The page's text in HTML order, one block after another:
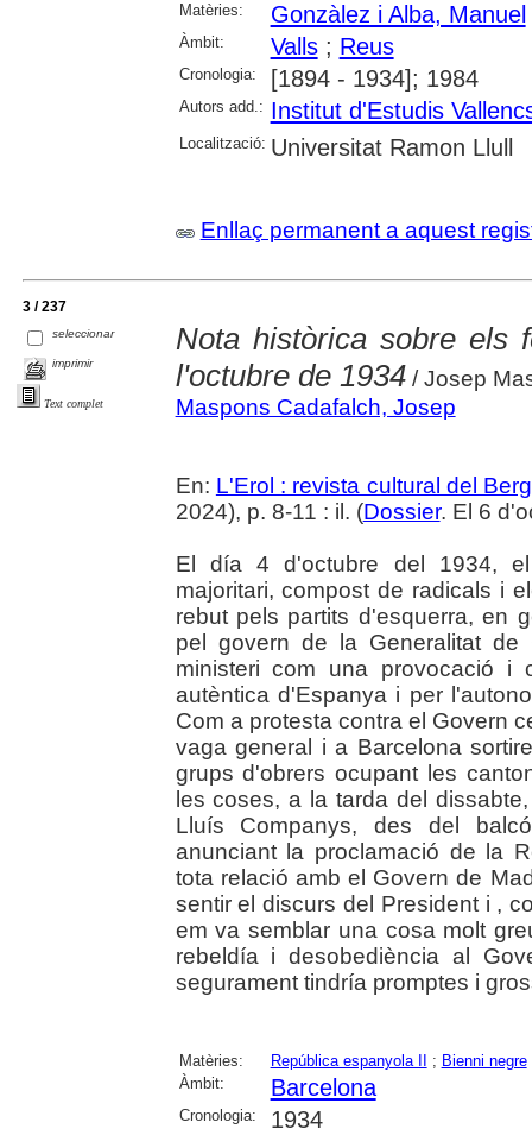
Matèries:
Gonzàlez i Alba, Manuel
Àmbit: Valls; Reus
Cronologia: [1894 - 1934]; 1984
Autors add.: Institut d'Estudis
Localització: Universitat Ramon Llull
Enllaç permanent a aquest
3 / 237
seleccionar
imprimir
Text complet
Nota històrica sobre els
l'octubre de 1934/ Josep
Maspons Cadafalch, Josep
En: L'Erol : revista cultural del
2024), p. 8-11 : il. (Dossier. El 6
El día 4 d'octubre del 1934,
majoritari, compost de radicals i
rebut pels partits d'esquerra, en
pel govern de la Generalitat de
ministeri com una provocació i
autèntica d'Espanya i per
Com a protesta contra el Govern
vaga general i a Barcelona
grups d'obrers ocupant les
les coses, a la tarda del
Lluís Companys, des del
anunciant la proclamació de la
tota relació amb el Govern de
sentir el discurs del President i ,
em va semblar una cosa molt
rebeldía i desobediència al
segurament tindría promptes i
Matèries: República espanyola II ; Bienni negre
Àmbit:
Barcelona
Cronologia: 1934